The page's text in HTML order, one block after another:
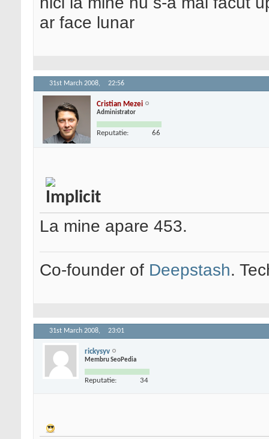
ar face lunar
31st March 2008, 22:56
Cristian Mezei
Administrator
Reputatie: 66
La mine apare 453.
Co-founder of Deepstash.
31st March 2008, 23:01
rickysyv
Membru SeoPedia
Reputatie: 34